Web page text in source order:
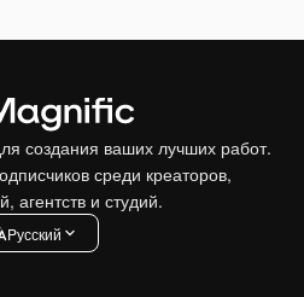
создания ваших лучших работ.
среди креаторов,
агентств и студий.
Pусский